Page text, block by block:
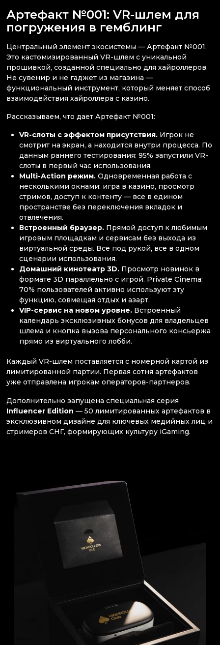
Артефакт №001: VR-шлем для
погружения в гемблинг
Центральный элемент экосистемы — Артефакт №001.
Это кастомизированный VR-шлем с уникальной
прошивкой, созданной специально для хайроллеров.
Не сувенир и не гаджет из магазина —
функциональный инструмент, который меняет способ
взаимодействия хайроллера с казино.
Рассказываем, что дает Артефакт №001:
VR-слоты с эффектом присутствия. Игрок не
смотрит на экран, а находится внутри процесса. По
данным раннего тестирования: 95% запустили VR-
слоты в первый час использования.
Multi-Action режим. Одновременная работа с
несколькими окнами: игра в казино, просмотр
стримов, доступ к контенту — все в едином
пространстве без переключения вкладок и
отвлечения.
Встроенный браузер. Прямой доступ к любимым
игровым площадкам и сервисам без выхода из
виртуальной среды. Все под рукой, все в одном
сценарии использования.
Домашний кинотеатр 3D. Просмотр новинок в
формате 3D параллельно с игрой. Private Cinema:
70% пользователей активно используют эту
функцию, совмещая отдых и азарт.
VIP-сервис на новом уровне. Встроенный
календарь эксклюзивных бонусов для владельцев
шлема и кнопка вызова персонального консьержа
прямо из виртуального лобби.
Каждый VR-шлем поставляется с номерной картой из
лимитированной партии. Первая сотня артефактов
уже отправлена игрокам операторов-партнеров.
Дополнительно запущена специальная серия
Influencer Edition — 50 лимитированных артефактов в
эксклюзивном дизайне для ключевых медийных лиц и
стримеров СНГ, формирующих культуру iGaming.